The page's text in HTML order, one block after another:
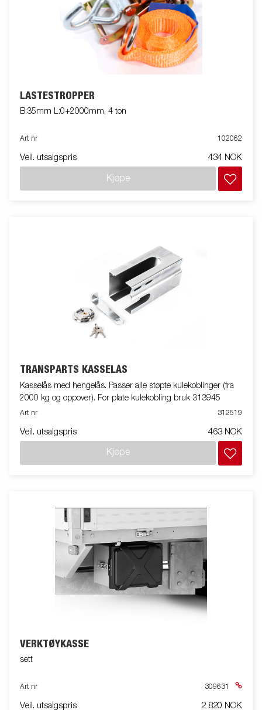
LASTESTROPPER
B:35mm L:0+2000mm, 4 ton
Art nr 102062
Veil. utsalgspris 434 NOK
Kjøpe
TRANSPARTS KASSELÅS
Kasselås med hengelås. Passer alle støpte kulekoblinger (fra
2000 kg og oppover). For plate kulekobling bruk 313945
Art nr 312519
Veil. utsalgspris 463 NOK
Kjøpe
VERKTØYKASSE
sett
Art nr 309631
Veil. utsalgspris 2 820 NOK